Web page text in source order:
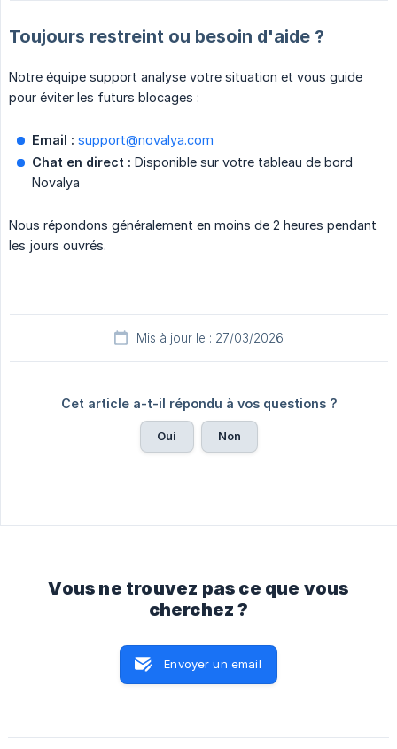
Toujours restreint ou besoin d'aide ?
Notre équipe support analyse votre situation et vous guide
pour éviter les futurs blocages :
Email : support@novalya.com
Chat en direct : Disponible sur votre tableau de bord
Novalya
Nous répondons généralement en moins de 2 heures pendant
les jours ouvrés.
Mis à jour le : 27/03/2026
Cet article a-t-il répondu à vos questions ?
Oui Non
Vous ne trouvez pas ce que vous
cherchez ?
Envoyer un email